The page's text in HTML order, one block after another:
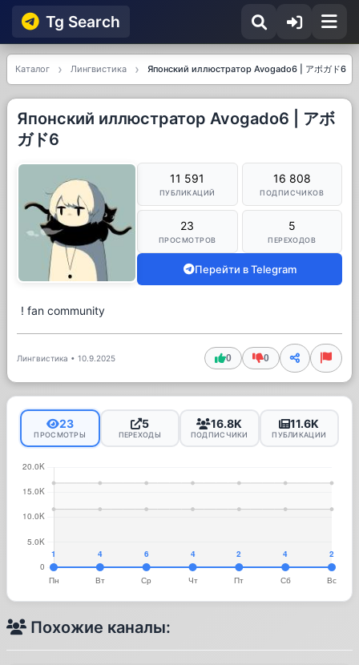
Tg Searсh
Каталог Лингвистика Японский иллюстратор Avogado6 | アボガド6
Японский иллюстратор Avogado6 | アボ
ガド6
11 591
ПУБЛИКАЦИЙ
16 808
ПОДПИСЧИКОВ
23
ПРОСМОТРОВ
5
ПЕРЕХОДОВ
Перейти в Telegram
! fan community
Лингвистика • 10.9.2025 0 0
23
ПРОСМОТРЫ
5
ПЕРЕХОДЫ
16.8K
ПОДПИСЧИКИ
11.6K
ПУБЛИКАЦИИ
Похожие каналы: